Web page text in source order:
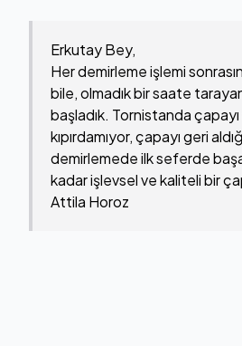
Erkutay Bey,
Her demirleme işlemi
bile, olmadık bir saate
başladık. Tornistanda
kıpırdamıyor, çapayı geri
demirlemede ilk seferde
kadar işlevsel ve kaliteli bir
Attila Horoz